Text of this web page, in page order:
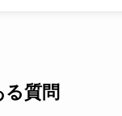
質問